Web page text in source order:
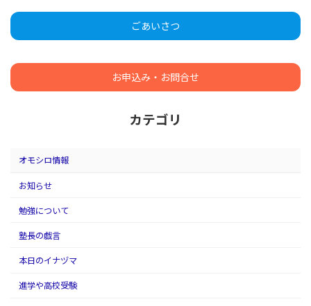
ごあいさつ
お申込み・お問合せ
カテゴリ
オモシロ情報
お知らせ
勉強について
塾長の戯言
本日のイナヅマ
進学や高校受験